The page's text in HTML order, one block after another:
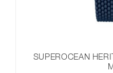
SUPEROCEAN